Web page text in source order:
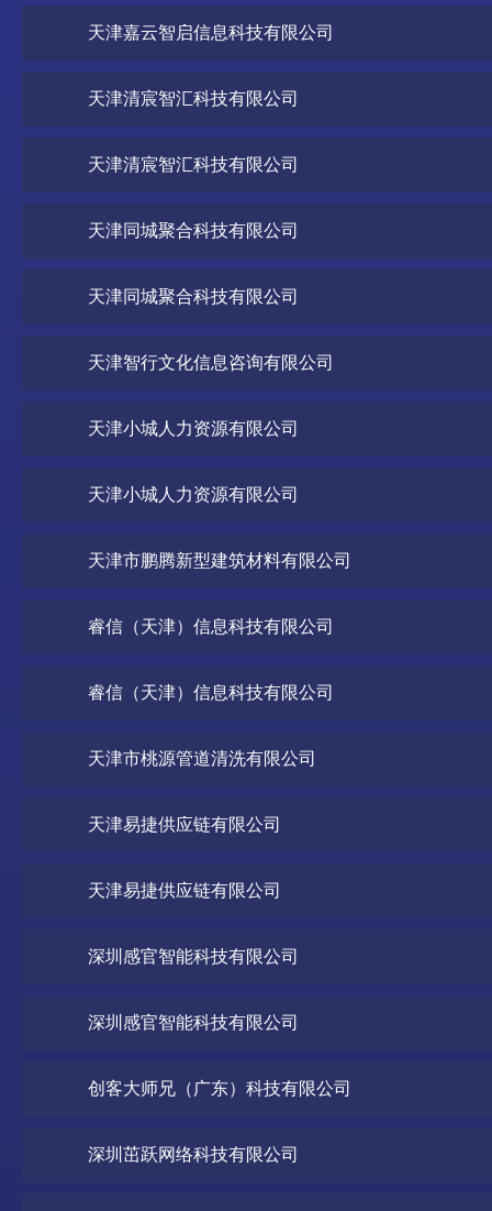
天津嘉云智启信息科技有限公司
天津清宸智汇科技有限公司
天津清宸智汇科技有限公司
天津同城聚合科技有限公司
天津同城聚合科技有限公司
天津智行文化信息咨询有限公司
天津小城人力资源有限公司
天津小城人力资源有限公司
天津市鹏腾新型建筑材料有限公司
睿信（天津）信息科技有限公司
睿信（天津）信息科技有限公司
天津市桃源管道清洗有限公司
天津易捷供应链有限公司
天津易捷供应链有限公司
深圳感官智能科技有限公司
深圳感官智能科技有限公司
创客大师兄（广东）科技有限公司
深圳茁跃网络科技有限公司